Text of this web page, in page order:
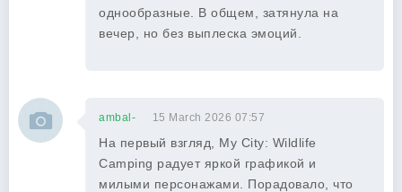
однообразные. В общем, затянула на
вечер, но без выплеска эмоций.
ambal- 15 March 2026 07:57
На первый взгляд, My City: Wildlife
Camping радует яркой графикой и
милыми персонажами. Порадовало, что